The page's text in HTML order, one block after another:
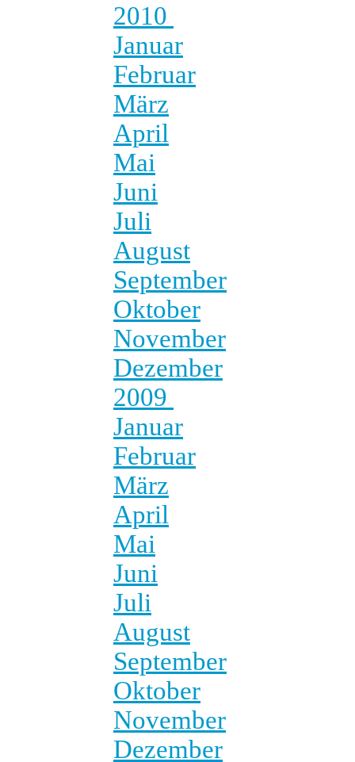
2010
Januar
Februar
März
April
Mai
Juni
Juli
August
September
Oktober
November
Dezember
2009
Januar
Februar
März
April
Mai
Juni
Juli
August
September
Oktober
November
Dezember